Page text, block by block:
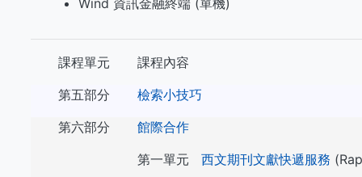
Wind 資訊金融終端 (單機)
課程單元
課程內容
第五部分
檢索小技巧
第六部分
館際合作
第一單元西文期刊文獻快遞服務